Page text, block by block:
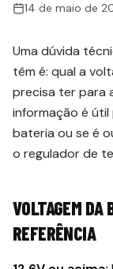
14 de maio de
Uma dúvida
têm é: qual a
precisa ter para
informação é
bateria ou se é
o regulador de
VOLTAGEM DA
REFERÊNCIA